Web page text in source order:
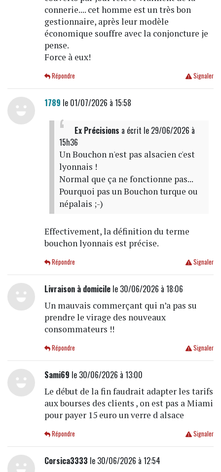
connerie.... cet homme est un très bon
gestionnaire, après leur modèle
économique souffre avec la conjoncture je
pense.
Force à eux!
Signaler
Répondre
1789 le 01/07/2026 à 15:58
Ex Précisions a écrit le 29/06/2026 à
15h36
Un Bouchon n'est pas alsacien c'est
lyonnais !
Normal que ça ne fonctionne pas...
Pourquoi pas un Bouchon turque ou
népalais ;-)
Effectivement, la définition du terme
bouchon lyonnais est précise.
Signaler
Répondre
Livraison à domicilele 30/06/2026 à 18:06
Un mauvais commerçant qui n’a pas su
prendre le virage des nouveaux
consommateurs !!
Signaler
Répondre
Sami69 le 30/06/2026 à 13:00
Le début de la fin faudrait adapter les tarifs
aux bourses des clients , on est pas a Miami
pour payer 15 euro un verre d alsace
Signaler
Répondre
Corsica3333 le 30/06/2026 à 12:54